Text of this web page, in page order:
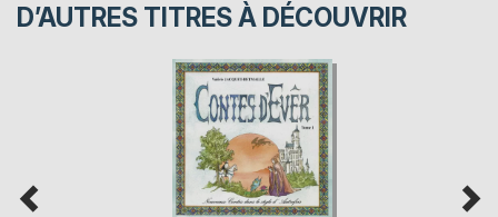
D’AUTRES TITRES À DÉCOUVRIR